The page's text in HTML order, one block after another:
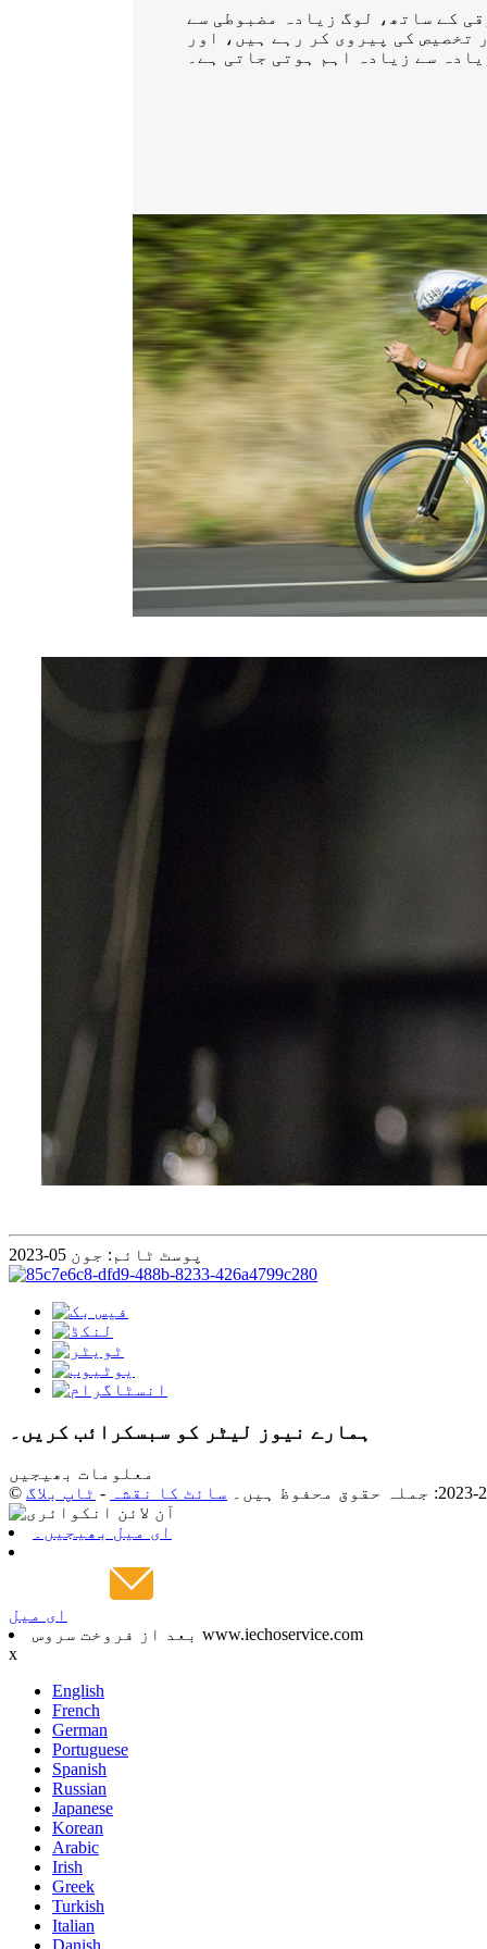
کے ساتھ، لوگ زیادہ مضبوطی سے
تخصیص کی پیروی کر رہے ہیں، اور
سے زیادہ اہم ہوتی جاتی ہے۔
پوسٹ ٹائم: جون 05-2023
ہمارے نیوز لیٹر کو سبسکرائب کریں۔
معلومات بھیجیں
سائٹ کا نقشہ - ٹاپ بلاگ
ای میل بھیجیں۔
ای میل
بعد از فروخت سروس www.iechoservice.com
x
English
French
German
Portuguese
Spanish
Russian
Japanese
Korean
Arabic
Irish
Greek
Turkish
Italian